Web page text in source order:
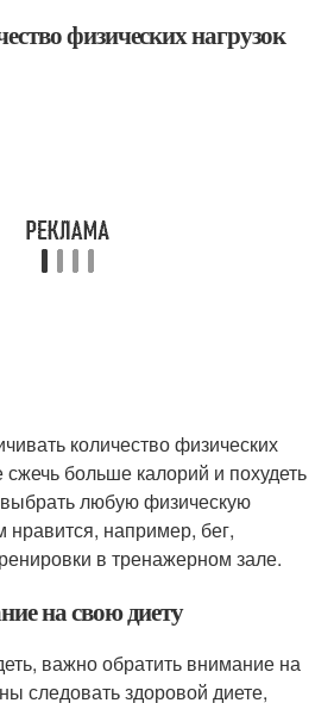
физических нагрузок
количество физических
сжечь больше калорий и похудеть
любую физическую
нравится, например, бег,
в тренажерном зале.
на свою диету
важно обратить внимание на
следовать здоровой диете,